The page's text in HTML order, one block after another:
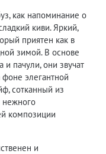
как напоминание о
киви. Яркий,
приятен как в
зимой. В основе
и пачули, они звучат
элегантной
сотканный из
нежного
композиции
и